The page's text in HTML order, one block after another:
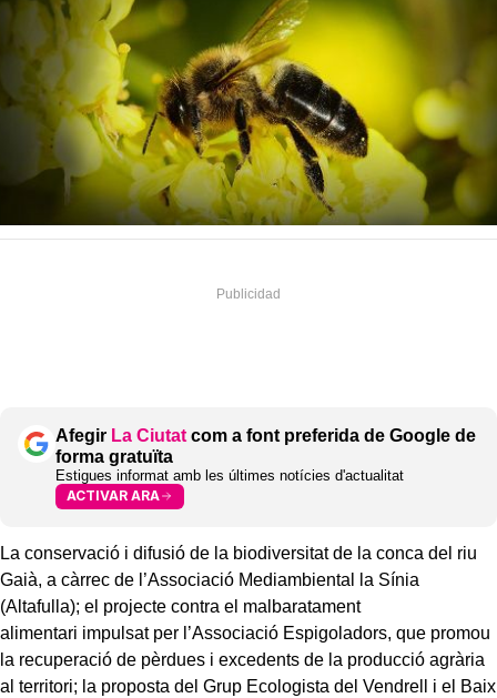
Afegir La Ciutat com a font preferida de Google de
forma gratuïta
Estigues informat amb les últimes notícies d'actualitat
ACTIVAR ARA
La conservació i difusió de la biodiversitat de la conca del riu
Gaià, a càrrec de l’Associació Mediambiental la Sínia
(Altafulla); el projecte contra el malbaratament
alimentari impulsat per l’Associació Espigoladors, que promou
la recuperació de pèrdues i excedents de la producció agrària
al territori; la proposta del Grup Ecologista del Vendrell i el Baix